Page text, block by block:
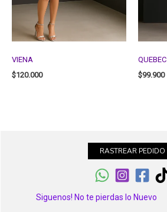
VIENA
$120.000
QUEBEC
$99.900
RASTREAR PEDIDO
Siguenos! No te pierdas lo Nuevo